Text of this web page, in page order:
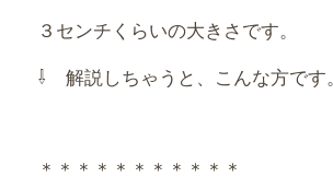
３センチくらいの大きさです。
⇩ 解説しちゃうと、こんな方です。
＊＊＊＊＊＊＊＊＊＊＊